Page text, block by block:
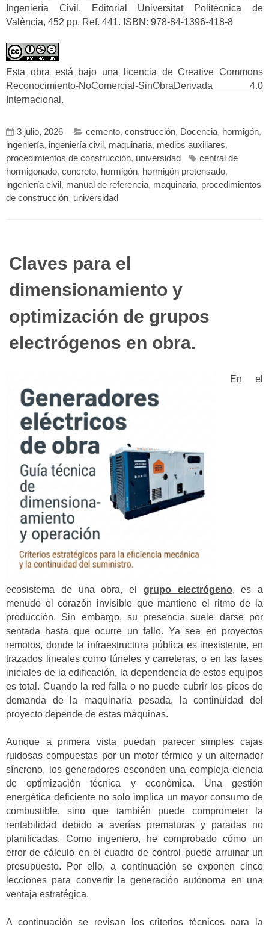
Ingeniería Civil. Editorial Universitat Politècnica de
València, 452 pp. Ref. 441. ISBN: 978-84-1396-418-8
Esta obra está bajo una
licencia de Creative Commons
Reconocimiento-NoComercial-SinObraDerivada 4.0
Internacional .
3 julio, 2026 cemento, construcción, Docencia, hormigón,
ingeniería, ingeniería civil , maquinaria, medios auxiliares,
procedimientos de construcción, universidad
central de
hormigonado, concreto, hormigón, hormigón pretensado,
ingeniería civil , manual de referencia, maquinaria, procedimientos
de construcción, universidad
Claves para el
dimensionamiento y
optimización de grupos
electrógenos en obra.
En el
ecosistema de una obra, el grupo electrógeno, es a
menudo el corazón invisible que mantiene el ritmo de la
producción. Sin embargo, su presencia suele darse por
sentada hasta que ocurre un fallo. Ya sea en proyectos
remotos, donde la infraestructura pública es inexistente, en
trazados lineales como túneles y carreteras, o en las fases
iniciales de la edificación, la dependencia de estos equipos
es total. Cuando la red falla o no puede cubrir los picos de
demanda de la maquinaria pesada, la continuidad del
proyecto depende de estas máquinas.
Aunque a primera vista puedan parecer simples cajas
ruidosas compuestas por un motor térmico y un alternador
síncrono, los generadores esconden una compleja ciencia
de optimización técnica y económica. Una gestión
energética deficiente no solo implica un mayor consumo de
combustible, sino que también puede comprometer la
rentabilidad debido a averías prematuras y paradas no
planificadas. Como ingeniero, he comprobado cómo un
error de cálculo en el cuadro de control puede arruinar un
presupuesto. Por ello, a continuación se exponen cinco
lecciones para convertir la generación autónoma en una
ventaja estratégica.
A continuación se revisan los criterios técnicos para la